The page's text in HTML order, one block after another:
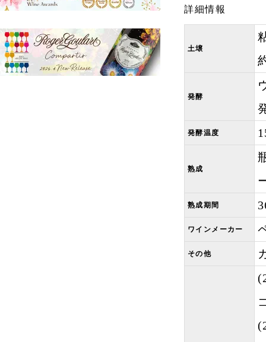
詳細情報
土壌
発酵
発酵温度
熟成
熟成期間
ワインメーカー
その他